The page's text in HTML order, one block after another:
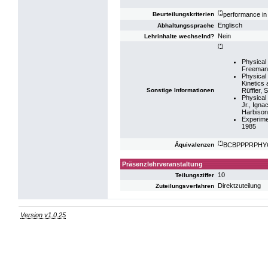
Beurteilungskriterien (*)performance
Abhaltungssprache Englisch
Lehrinhalte wechselnd? Nein
Sonstige Informationen
(*)
Physical
Physical
Kinetics
Rüffler,
Physical
Jr.,
1985
Äquivalenzen (*)
Präsenzlehrveranstaltung
Teilungsziffer 10
Zuteilungsverfahren Direktzuteilung
Version v1.0.25